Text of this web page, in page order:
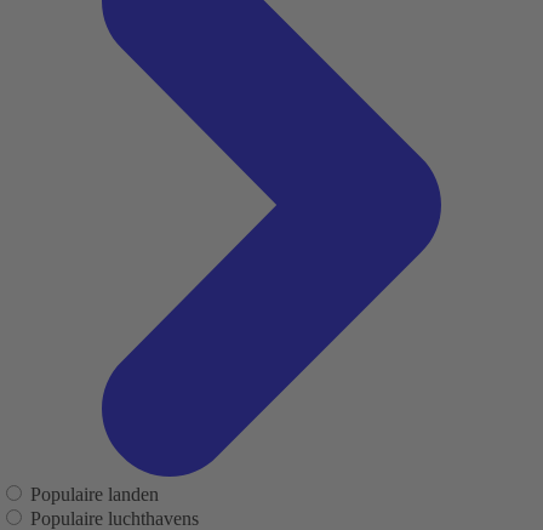
Populaire landen
Populaire luchthavens